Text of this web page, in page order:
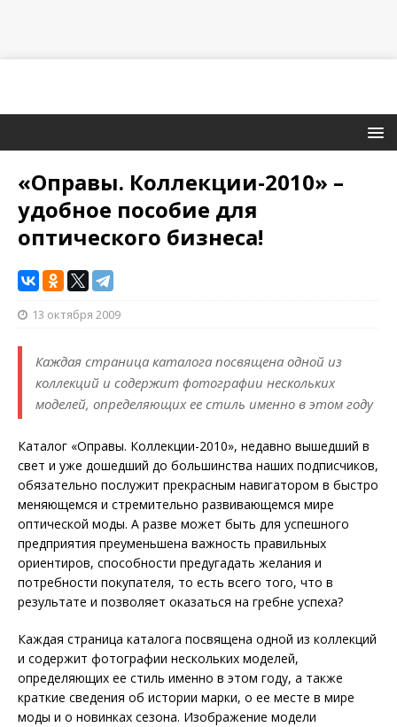
«Оправы. Коллекции-2010» –
удобное пособие для
оптического бизнеса!
13 октября 2009
Каждая страница каталога посвящена одной из
коллекций и содержит фотографии нескольких
моделей, определяющих ее стиль именно в этом году
Каталог «Оправы. Коллекции-2010», недавно вышедший в
свет и уже дошедший до большинства наших подписчиков,
обязательно послужит прекрасным навигатором в быстро
меняющемся и стремительно развивающемся мире
оптической моды. А разве может быть для успешного
предприятия преуменьшена важность правильных
ориентиров, способности предугадать желания и
потребности покупателя, то есть всего того, что в
результате и позволяет оказаться на гребне успеха?
Каждая страница каталога посвящена одной из коллекций
и содержит фотографии нескольких моделей,
определяющих ее стиль именно в этом году, а также
краткие сведения об истории марки, о ее месте в мире
моды и о новинках сезона. Изображение модели